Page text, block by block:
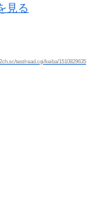
見る
test/read.cgi/keiba/1510829635